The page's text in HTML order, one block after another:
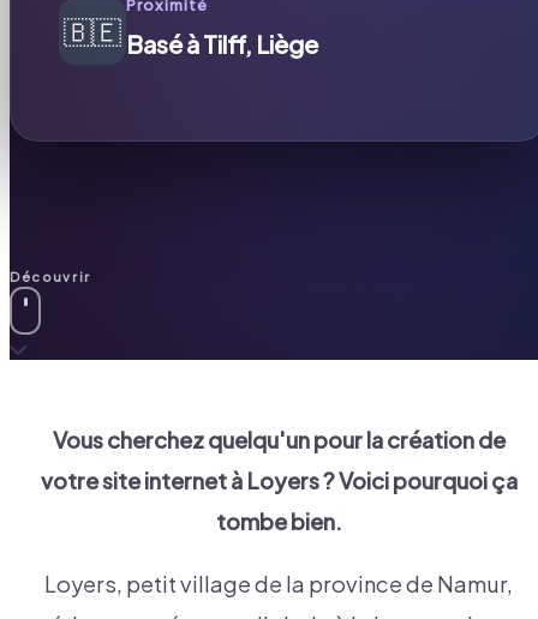
🇧🇪
Proximité
Basé à Tilff, Liège
Découvrir
Vous cherchez quelqu'un pour la création de
votre site internet à Loyers? Voici pourquoi ça
tombe bien.
Loyers, petit village de la province de Namur,